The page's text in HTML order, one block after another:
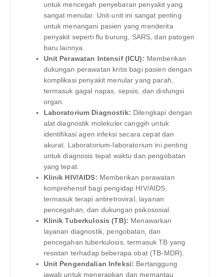
untuk mencegah penyebaran penyakit yang
sangat menular. Unit-unit ini sangat penting
untuk menangani pasien yang menderita
penyakit seperti flu burung, SARS, dan patogen
baru lainnya.
Unit Perawatan Intensif (ICU): Memberikan
dukungan perawatan kritis bagi pasien dengan
komplikasi penyakit menular yang parah,
termasuk gagal napas, sepsis, dan disfungsi
organ.
Laboratorium Diagnostik: Dilengkapi dengan
alat diagnostik molekuler canggih untuk
identifikasi agen infeksi secara cepat dan
akurat. Laboratorium-laboratorium ini penting
untuk diagnosis tepat waktu dan pengobatan
yang tepat.
Klinik HIV/AIDS: Memberikan perawatan
komprehensif bagi pengidap HIV/AIDS,
termasuk terapi antiretroviral, layanan
pencegahan, dan dukungan psikososial.
Klinik Tuberkulosis (TB): Menawarkan
layanan diagnostik, pengobatan, dan
pencegahan tuberkulosis, termasuk TB yang
resistan terhadap beberapa obat (TB-MDR).
Unit Pengendalian Infeksi: Bertanggung
jawab untuk menerapkan dan memantau